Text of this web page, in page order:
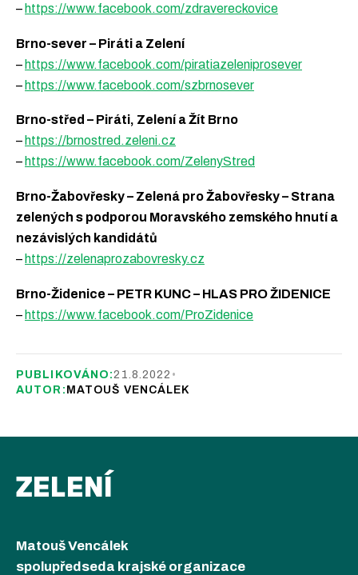
– https://www.facebook.com/zdravereckovice
Brno-sever – Piráti a Zelení
– https://www.facebook.com/piratiazeleniprosever
– https://www.facebook.com/szbrnosever
Brno-střed – Piráti, Zelení a Žít Brno
– https://brnostred.zeleni.cz
– https://www.facebook.com/ZelenyStred
Brno-Žabovřesky – Zelená pro Žabovřesky – Strana
zelených s podporou Moravského zemského hnutí a
nezávislých kandidátů
– https://zelenaprozabovresky.cz
Brno-Židenice – PETR KUNC – HLAS PRO ŽIDENICE
– https://www.facebook.com/ProZidenice
PUBLIKOVÁNO:21.8.2022 •
AUTOR: MATOUŠ VENCÁLEK
ZELENÍ
Matouš Vencálek
spolupředseda krajské organizace